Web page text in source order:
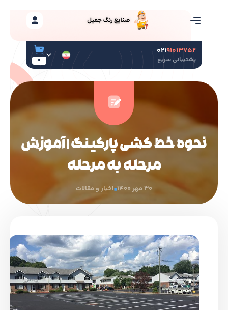
۹۱۰۱۳۷۵۲۰۲۱
پشتیبانی سریع 0
نحوه خط کشی پارکینگ | آموزش
مرحله به مرحله
30 مهر 1400 اخبار و مقالات